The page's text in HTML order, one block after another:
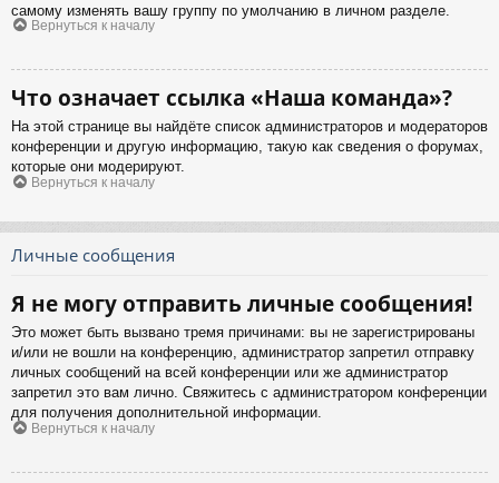
самому изменять вашу группу по умолчанию в личном разделе.
Вернуться к началу
Что означает ссылка «Наша команда»?
На этой странице вы найдёте список администраторов и модераторов
конференции и другую информацию, такую как сведения о форумах,
которые они модерируют.
Вернуться к началу
Личные сообщения
Я не могу отправить личные сообщения!
Это может быть вызвано тремя причинами: вы не зарегистрированы
и/или не вошли на конференцию, администратор запретил отправку
личных сообщений на всей конференции или же администратор
запретил это вам лично. Свяжитесь с администратором конференции
для получения дополнительной информации.
Вернуться к началу